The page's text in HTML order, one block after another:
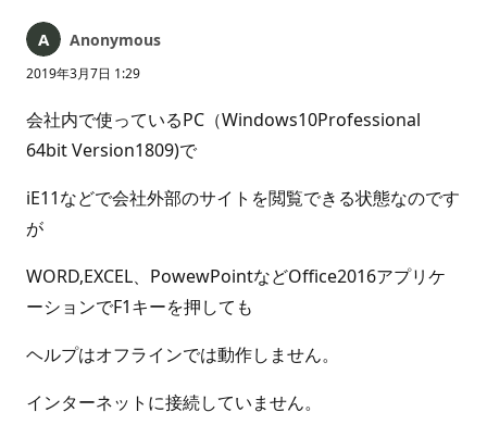
Anonymous
2019年3月7日 1:29
会社内で使っているPC（Windows10Professional
64bit Version1809)で
iE11などで会社外部のサイトを閲覧できる状態なのです
が
WORD,EXCEL、PowewPointなどOffice2016アプリケ
ーションでF1キーを押しても
ヘルプはオフラインでは動作しません。
インターネットに接続していません。